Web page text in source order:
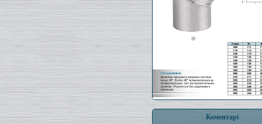
Коментарі